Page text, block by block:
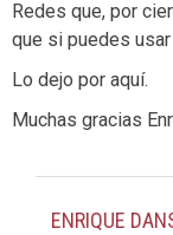
Redes que, por
que si puedes
Lo dejo por aquí.
Muchas gracias
ENRIQUE